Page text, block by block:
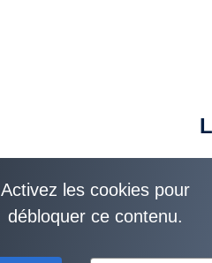
Activez les cookies pour
débloquer ce contenu.